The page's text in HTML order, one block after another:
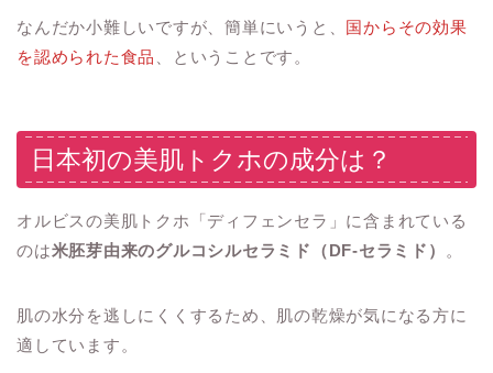
なんだか小難しいですが、簡単にいうと、 国からその効果
を認められた食品
、ということです。
日本初の美肌トクホの成分は？
オルビスの美肌トクホ「ディフェンセラ」に含まれている
のは米胚芽由来のグルコシルセラミド（DF-セラミド） 。
肌の水分を逃しにくくするため、肌の乾燥が気になる方に
適しています。